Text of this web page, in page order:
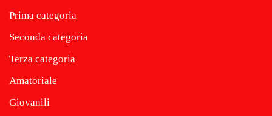
Prima categoria
Seconda categoria
Terza categoria
Amatoriale
Giovanili